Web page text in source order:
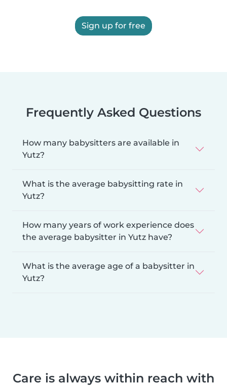
Sign up for free
Frequently Asked Questions
How many babysitters are available in
Yutz?
What is the average babysitting rate in
Yutz?
How many years of work experience does
the average babysitter in Yutz have?
What is the average age of a babysitter in
Yutz?
Care is always within reach with